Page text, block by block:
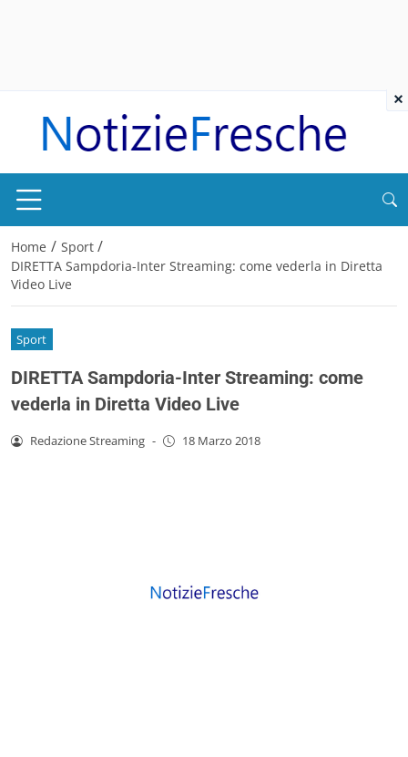
Home / Sport /
DIRETTA Sampdoria-Inter Streaming: come vederla in Diretta
Video Live
Sport
DIRETTA Sampdoria-Inter Streaming: come
vederla in Diretta Video Live
Redazione Streaming - 18 Marzo 2018
×